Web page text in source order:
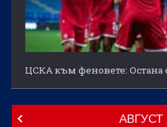
ЦСКА към феновете: Остана
АВГУСТ